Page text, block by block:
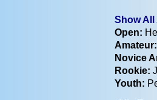
Show
Open:
Amateur:
Novice
Rookie:
Youth: